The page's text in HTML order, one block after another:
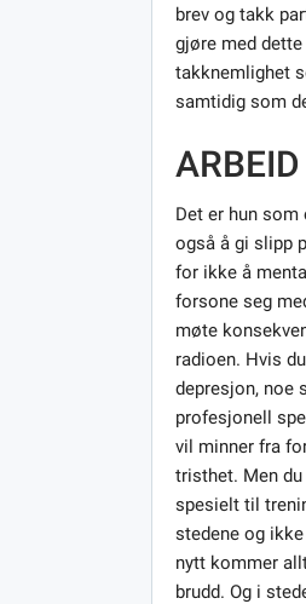
brev og takk
gjøre med
takknemlighet
samtidig som
Det er hun
også å gi slipp
for ikke å
forsone seg
møte
radioen. Hvis
depresjon, noe
profesjonell
vil minner fra
tristhet. Men
spesielt til
stedene og
nytt kommer
brudd. Og i